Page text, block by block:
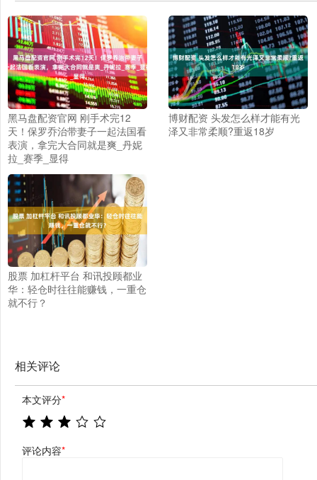
黑马盘配资官网 刚手术完12
天！保罗乔治带妻子一起法国看
表演，拿完大合同就是爽_丹妮
拉_赛季_显得
博财配资 头发怎么样才能有光
泽又非常柔顺?重返18岁
股票 加杠杆平台 和讯投顾都业
华：轻仓时往往能赚钱，一重仓
就不行？
相关评论
本文评分*
评论内容*